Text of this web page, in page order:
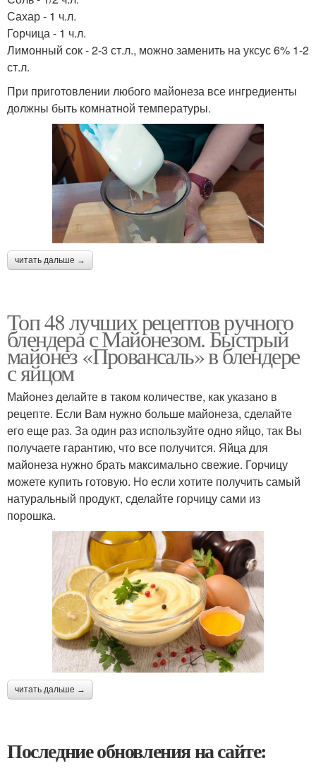
Сахар - 1 ч.л.
Горчица - 1 ч.л.
Лимонный сок - 2-3 ст.л., можно заменить на уксус 6% 1-2
ст.л.
При приготовлении любого майонеза все ингредиенты
должны быть комнатной температуры.
читать дальше →
Топ 48 лучших рецептов ручного
блендера с Майонезом. Быстрый
майонез «Провансаль» в блендере
с яйцом
Майонез делайте в таком количестве, как указано в
рецепте. Если Вам нужно больше майонеза, сделайте
его еще раз. За один раз используйте одно яйцо, так Вы
получаете гарантию, что все получится. Яйца для
майонеза нужно брать максимально свежие. Горчицу
можете купить готовую. Но если хотите получить самый
натуральный продукт, сделайте горчицу сами из
порошка.
читать дальше →
Последние обновления на сайте: